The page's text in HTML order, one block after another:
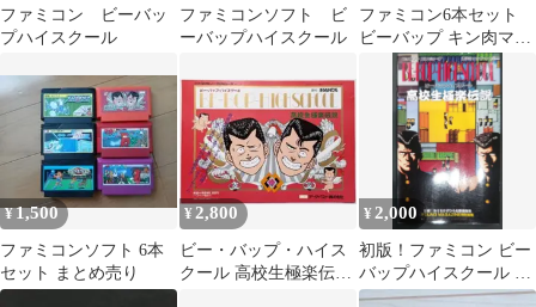
ファミコン ビーバッ
プハイスクール
ファミコンソフト ビ
ーバップハイスクール
ファミコン6本セット
ビーバップ キン肉マン
マクロス スターフォー
ス プロレス
¥1,500
ファミコンソフト 6本
セット まとめ売り
¥2,800
ビー・バップ・ハイス
クール 高校生極楽伝
¥2,000
初版！ファミコン ビー
バップハイスクール 講
談社ヒットブックス